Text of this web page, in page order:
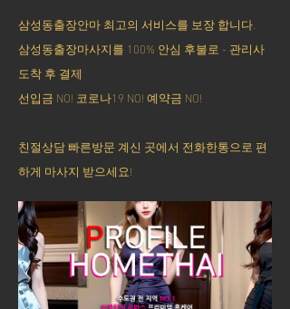
삼성동출장안마 최고의 서비스를 보장 합니다.
삼성동출장마사지를 100% 안심 후불로 - 관리사
도착 후 결제
선입금 NO! 코로나19 NO! 예약금 NO!
친절상담 빠른방문 계신 곳에서 전화한통으로 편
하게 마사지 받으세요!